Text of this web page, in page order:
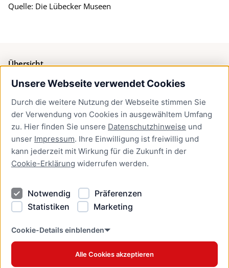
Unsere Webseite verwendet Cookies
Durch die weitere Nutzung der Webseite stimmen Sie
der Verwendung von Cookies in ausgewähltem Umfang
zu. Hier finden Sie unsere Datenschutzhinweise und
unser Impressum. Ihre Einwilligung ist freiwillig und
kann jederzeit mit Wirkung für die Zukunft in der
Cookie-Erklärung widerrufen werden.
Notwendig
Präferenzen
Statistiken
Marketing
Cookie-Details einblenden
Alle Cookies akzeptieren
Quelle: Die Lübecker Museen
Übersicht
Bürgerservice
Presse
Newsletter Lübeck:kompakt
Kontakt
Kontakt
Datenschutzhinweise
Barrierefreiheit
Cookie Erklärung